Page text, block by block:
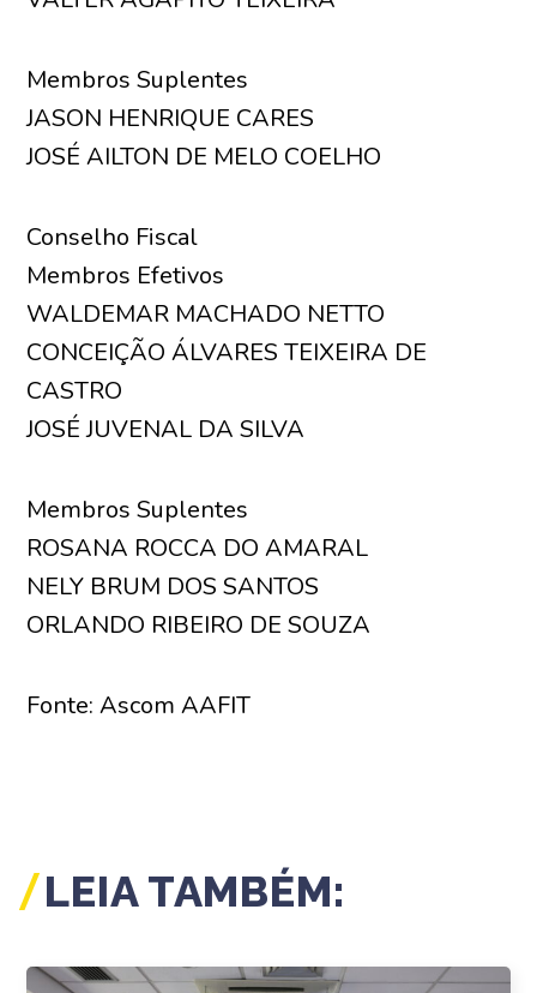
Membros Suplentes
JASON HENRIQUE CARES
JOSÉ AILTON DE MELO COELHO
Conselho Fiscal
Membros Efetivos
WALDEMAR MACHADO NETTO
CONCEIÇÃO ÁLVARES TEIXEIRA DE
CASTRO
JOSÉ JUVENAL DA SILVA
Membros Suplentes
ROSANA ROCCA DO AMARAL
NELY BRUM DOS SANTOS
ORLANDO RIBEIRO DE SOUZA
Fonte: Ascom AAFIT
LEIA TAMBÉM: